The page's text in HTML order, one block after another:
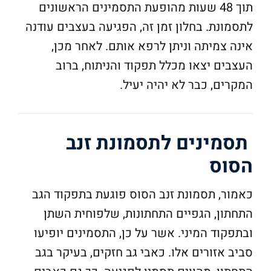
תוך 48 שעות מהופעת התסמינים הראשונים
לתסמונת. בחלון זמן זה, הפגיעה בעצבים עודנה
אינה צמיתה וניתן לרפא אותם. לאחר מכן,
העצבים יצאו מכלל תפקוד והניתוח, ברוב
המקרים, כבר לא יהיה יעיל.
תסמינים לתסמונת זנב
הסוס
כאמור, תסמונת זנב הסוס פוגעת בתפקוד הגב
התחתון, הגפיים התחתונות, שלפוחית השתן
ובתפקוד המיני. אשר על כן, התסמינים יופיעו
סביב אזורים אלו. כאבי גב חזקים, בעיקר בגב